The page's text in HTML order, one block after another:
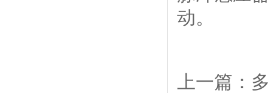
动。
上一篇：